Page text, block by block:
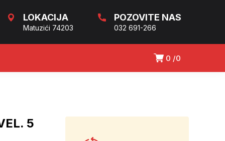
LOKACIJA
Matuzići 74203
POZOVITE NAS
032 691-266
0 0
5